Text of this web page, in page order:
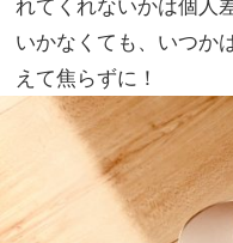
れてくれないかは個人
いかなくても、いつか
えて焦らずに！